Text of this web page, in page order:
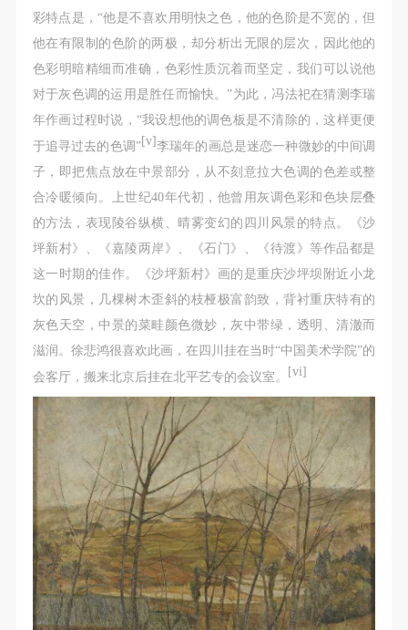
彩特点是，“他是不喜欢用明快之色，他的色阶是不宽的，但
他在有限制的色阶的两极，却分析出无限的层次，因此他的
色彩明暗精细而准确，色彩性质沉着而坚定，我们可以说他
对于灰色调的运用是胜任而愉快。”为此，冯法祀在猜测李瑞
年作画过程时说，“我设想他的调色板是不清除的，这样更便
于追寻过去的色调”[v]李瑞年的画总是迷恋一种微妙的中间调
子，即把焦点放在中景部分，从不刻意拉大色调的色差或整
合冷暖倾向。上世纪40年代初，他曾用灰调色彩和色块层叠
的方法，表现陵谷纵横、晴雾变幻的四川风景的特点。《沙
坪新村》、《嘉陵两岸》、《石门》、《待渡》等作品都是
这一时期的佳作。《沙坪新村》画的是重庆沙坪坝附近小龙
坎的风景，几棵树木歪斜的枝桠极富韵致，背衬重庆特有的
灰色天空，中景的菜畦颜色微妙，灰中带绿，透明、清澈而
滋润。徐悲鸿很喜欢此画，在四川挂在当时“中国美术学院”的
会客厅，搬来北京后挂在北平艺专的会议室。 [vi]
带有甲方肖像的作品的使用达成如下一致协议：
一、 一般约定
（1）、甲方为本协议中的肖像权人，自愿将自己的
肖像权许可乙方作符合本协议约定和法律规定的用
途。
（2）、乙方中央美术学院美术馆是一所具有标志
性、专业性、国际化的现代公共美术馆。中央美术学
院美术馆与时代同行，努力塑造一个开放、自由、学
术的空间氛围，竭诚与各单位、企业、机构、艺术家
和观众进行良好互动。以学院的学术研究为基础，积
极策划国际、国内多视角、多领域的展览、论坛及公
共教育活动，为美院师生、中外艺术家以及社会公众
提供一个交流、学习、展示的平台。作为一家公益性
单位，其开展的公共教育活动以学术性和公益性为
主。
（3）、乙方为甲方拍摄中央美术学院公共教育部所
有公教活动。
二、拍摄内容、使用形式、使用地域范围
（1）、拍摄内容 乙方拍摄的带有甲方肖像的作品内
容包括：①中央美术学院美术馆②中央美术学院校园
内○3由中央美术学院公共教育部策划或执行的一切活
动。
（2）、使用形式 用于中央美术学院图书出版、销售
附带光盘及宣传资料。
带有甲方肖像的作品的使用达成如下一致协议：
一、 一般约定
（1）、甲方为本协议中的肖像权人，自愿将自己的
肖像权许可乙方作符合本协议约定和法律规定的用
途。
（2）、乙方中央美术学院美术馆是一所具有标志
性、专业性、国际化的现代公共美术馆。中央美术学
院美术馆与时代同行，努力塑造一个开放、自由、学
术的空间氛围，竭诚与各单位、企业、机构、艺术家
和观众进行良好互动。以学院的学术研究为基础，积
极策划国际、国内多视角、多领域的展览、论坛及公
共教育活动，为美院师生、中外艺术家以及社会公众
提供一个交流、学习、展示的平台。作为一家公益性
单位，其开展的公共教育活动以学术性和公益性为
主。
（3）、乙方为甲方拍摄中央美术学院公共教育部所
有公教活动。
二、拍摄内容、使用形式、使用地域范围
（1）、拍摄内容 乙方拍摄的带有甲方肖像的作品内
容包括：①中央美术学院美术馆②中央美术学院校园
内○3由中央美术学院公共教育部策划或执行的一切活
动。
（2）、使用形式 用于中央美术学院图书出版、销售
附带光盘及宣传资料。
带有甲方肖像的作品的使用达成如下一致协议：
一、 一般约定
（1）、甲方为本协议中的肖像权人，自愿将自己的
肖像权许可乙方作符合本协议约定和法律规定的用
途。
（2）、乙方中央美术学院美术馆是一所具有标志
性、专业性、国际化的现代公共美术馆。中央美术学
院美术馆与时代同行，努力塑造一个开放、自由、学
术的空间氛围，竭诚与各单位、企业、机构、艺术家
和观众进行良好互动。以学院的学术研究为基础，积
极策划国际、国内多视角、多领域的展览、论坛及公
共教育活动，为美院师生、中外艺术家以及社会公众
提供一个交流、学习、展示的平台。作为一家公益性
单位，其开展的公共教育活动以学术性和公益性为
主。
（3）、乙方为甲方拍摄中央美术学院公共教育部所
有公教活动。
二、拍摄内容、使用形式、使用地域范围
（1）、拍摄内容 乙方拍摄的带有甲方肖像的作品内
容包括：①中央美术学院美术馆②中央美术学院校园
内○3由中央美术学院公共教育部策划或执行的一切活
动。
（2）、使用形式 用于中央美术学院图书出版、销售
附带光盘及宣传资料。